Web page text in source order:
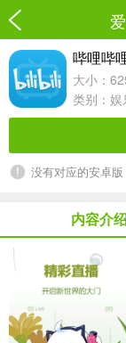
哔哩哔
大小：
类别： 娱
没有对应的安卓版
内容介